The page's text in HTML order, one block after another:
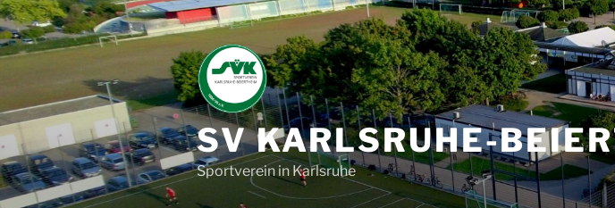
Zum
Inhalt
springen
SV KARLSRUHE-
Sportverein in Karlsruhe